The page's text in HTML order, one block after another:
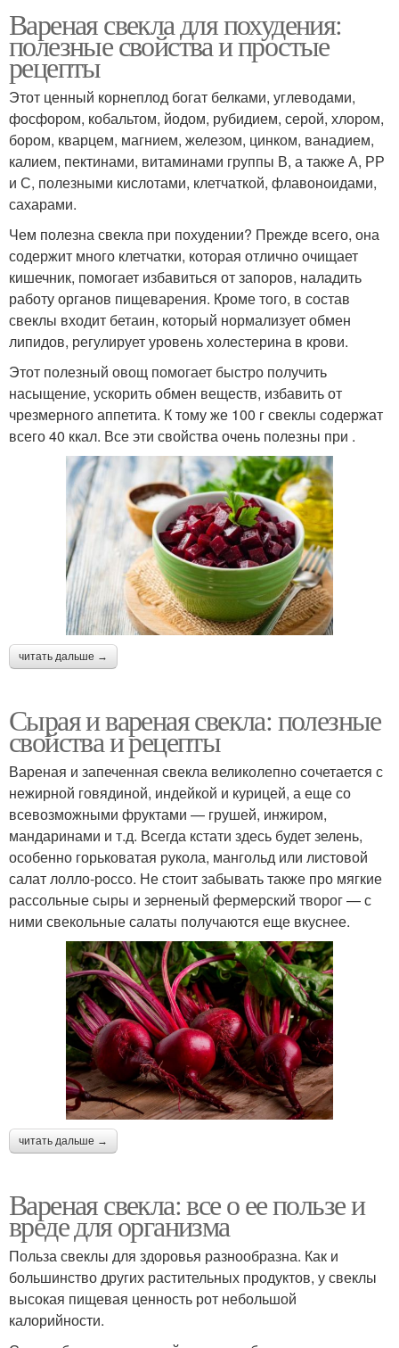
Вареная свекла для похудения:
полезные свойства и простые
рецепты
Этот ценный корнеплод богат белками, углеводами,
фосфором, кобальтом, йодом, рубидием, серой, хлором,
бором, кварцем, магнием, железом, цинком, ванадием,
калием, пектинами, витаминами группы В, а также А, РР
и С, полезными кислотами, клетчаткой, флавоноидами,
сахарами.
Чем полезна свекла при похудении? Прежде всего, она
содержит много клетчатки, которая отлично очищает
кишечник, помогает избавиться от запоров, наладить
работу органов пищеварения. Кроме того, в состав
свеклы входит бетаин, который нормализует обмен
липидов, регулирует уровень холестерина в крови.
Этот полезный овощ помогает быстро получить
насыщение, ускорить обмен веществ, избавить от
чрезмерного аппетита. К тому же 100 г свеклы содержат
всего 40 ккал. Все эти свойства очень полезны при .
читать дальше →
Сырая и вареная свекла: полезные
свойства и рецепты
Вареная и запеченная свекла великолепно сочетается с
нежирной говядиной, индейкой и курицей, а еще со
всевозможными фруктами — грушей, инжиром,
мандаринами и т.д. Всегда кстати здесь будет зелень,
особенно горьковатая рукола, мангольд или листовой
салат лолло-россо. Не стоит забывать также про мягкие
рассольные сыры и зерненый фермерский творог — с
ними свекольные салаты получаются еще вкуснее.
читать дальше →
Вареная свекла: все о ее пользе и
вреде для организма
Польза свеклы для здоровья разнообразна. Как и
большинство других растительных продуктов, у свеклы
высокая пищевая ценность рот небольшой
калорийности.